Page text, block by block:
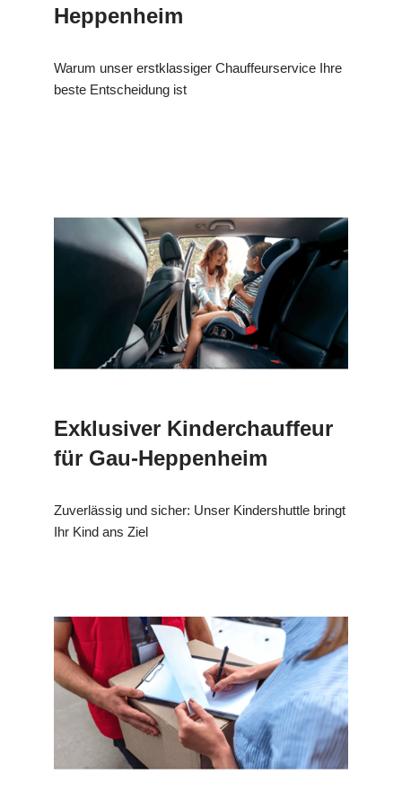
Heppenheim
Warum unser erstklassiger Chauffeurservice Ihre
beste Entscheidung ist
Exklusiver Kinderchauffeur
für Gau-Heppenheim
Zuverlässig und sicher: Unser Kindershuttle bringt
Ihr Kind ans Ziel